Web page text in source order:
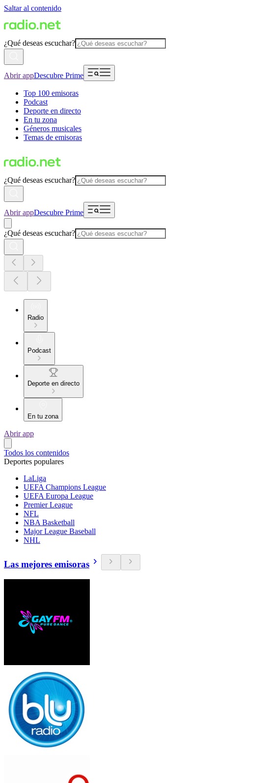
Saltar al contenido
¿Qué deseas escuchar?
Abrir appDescubre Prime
Top 100 emisoras
Podcast
Deporte en directo
En tu zona
Géneros musicales
Temas de emisoras
¿Qué deseas escuchar?
Abrir appDescubre Prime
¿Qué deseas escuchar?
Radio
Podcast
Deporte en directo
En tu zona
Abrir app
Todos los contenidos
Deportes populares
LaLiga
UEFA Champions League
UEFA Europa League
Premier League
NFL
NBA Basketball
Major League Baseball
NHL
Las mejores emisoras